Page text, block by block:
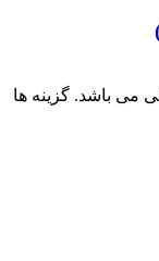
می باشد. گزینه ها